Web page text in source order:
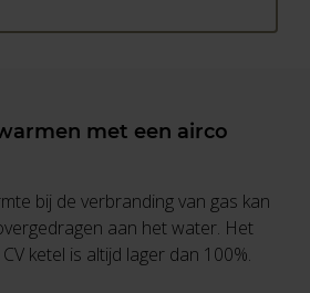
met een airco
bij de verbranding van gas kan
aan het water. Het
ketel is altijd lager dan 100%.